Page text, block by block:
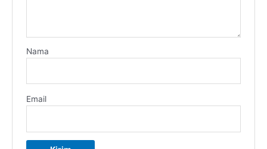
Nama
Email